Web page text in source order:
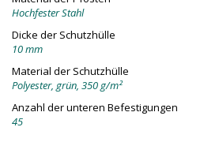
Hochfester Stahl
Dicke der Schutzhülle
10 mm
Material der Schutzhülle
Polyester, grün, 350 g/m²
Anzahl der unteren Befestigungen
45